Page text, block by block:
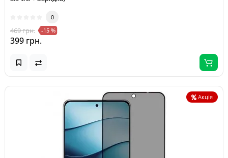
0
469 грн. -15 %
399 грн.
Акція